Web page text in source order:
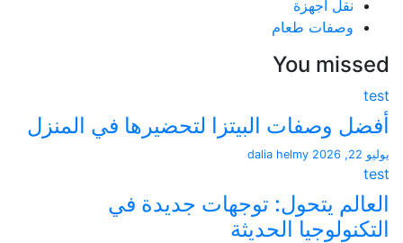
نقل اجهزة
وصفات طعام
You
وصفات البيتزا لتحضيرها في المنزل
dalia helmy
يتحول: توجهات جديدة في
الحديثة